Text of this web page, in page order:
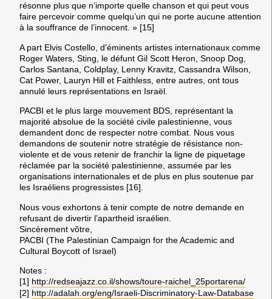
résonne plus que n’importe quelle chanson et qui peut vous
faire percevoir comme quelqu’un qui ne porte aucune attention
à la souffrance de l’innocent. » [15]
A part Elvis Costello, d’éminents artistes internationaux comme
Roger Waters, Sting, le défunt Gil Scott Heron, Snoop Dog,
Carlos Santana, Coldplay, Lenny Kravitz, Cassandra Wilson,
Cat Power, Lauryn Hill et Faithless, entre autres, ont tous
annulé leurs représentations en Israël.
PACBI et le plus large mouvement BDS, représentant la
majorité absolue de la société civile palestinienne, vous
demandent donc de respecter notre combat. Nous vous
demandons de soutenir notre stratégie de résistance non-
violente et de vous retenir de franchir la ligne de piquetage
réclamée par la société palestinienne, assumée par les
organisations internationales et de plus en plus soutenue par
les Israéliens progressistes [16].
Nous vous exhortons à tenir compte de notre demande en
refusant de divertir l’apartheid israélien.
Sincèrement vôtre,
PACBI (The Palestinian Campaign for the Academic and
Cultural Boycott of Israel)
Notes :
[1] http://redseajazz.co.il/shows/toure-raichel_25portarena/
[2] http://adalah.org/eng/Israeli-Discriminatory-Law-Database